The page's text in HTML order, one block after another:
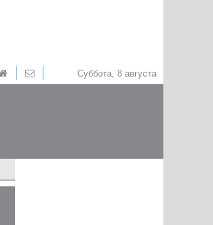
Суббота, 8 августа